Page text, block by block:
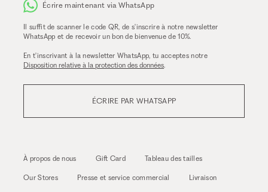
Écrire maintenant via WhatsApp
Il suffit de scanner le code QR, de s'inscrire à notre newsletter
WhatsApp et de recevoir un bon de bienvenue de 10%.
En t'inscrivant à la newsletter WhatsApp, tu acceptes notre
Disposition relative à la protection des données.
ÉCRIRE PAR WHATSAPP
À propos de nous Gift Card Tableau des tailles
Our Stores Presse et service commercial Livraison